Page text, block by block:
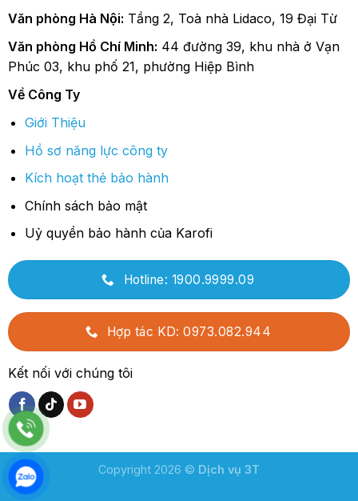
Văn phòng Hà Nội: Tầng 2, Toà nhà Lidaco, 19 Đại Từ
Văn phòng Hồ Chí Minh: 44 đường 39, khu nhà ở Vạn
Phúc 03, khu phố 21, phường Hiệp Bình
Về Công Ty
Giới Thiệu
Hồ sơ năng lực công ty
Kích hoạt thẻ bảo hành
Chính sách bảo mật
Uỷ quyền bảo hành của Karofi
Hotline: 1900.9999.09
Hợp tác KD: 0973.082.944
Kết nối với chúng tôi
Copyright 2026 © Dịch vụ 3T